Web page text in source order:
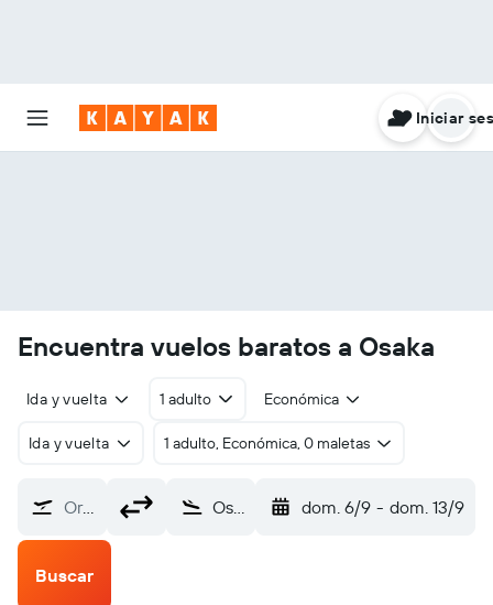
Iniciar
Encuentra vuelos baratos a Osaka
Ida y vuelta 1 adulto Económica
Ida y vuelta 1 adulto, Económica, 0 maletas
Origen Osaka (OSA) dom. 6/9 - dom. 13/9
Buscar